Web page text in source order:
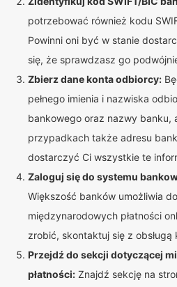
potrzebować również kodu
Powinni oni być w stanie
się, że sprawdzasz go
Zbierz dane konta odbiorcy:
pełnego imienia i nazwiska
bankowego oraz nazwy banku,
przypadkach także adresu
dostarczyć Ci wszystkie te
Zaloguj się do systemu
Większość banków umożliwia
międzynarodowych płatności
zrobić, skontaktuj się z
Przejdź do sekcji dotyczącej
płatności: Znajdź sekcję na